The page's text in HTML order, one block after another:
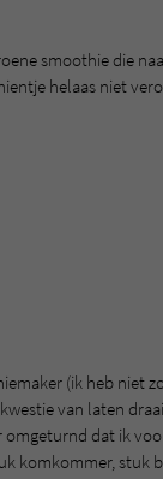
smoothie die
helaas niet
(ik heb niet
van laten
omgeturnd dat ik
komkommer, stuk